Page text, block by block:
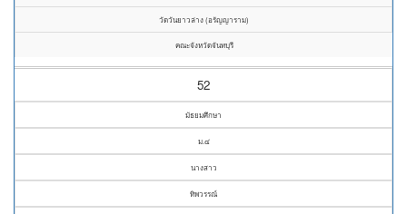
วัดวันยาวล่าง (อรัญญาราม)
คณะจังหวัดจันทบุรี
52
มัธยมศึกษา
ม.๔
นางสาว
ทิพวรรณ์